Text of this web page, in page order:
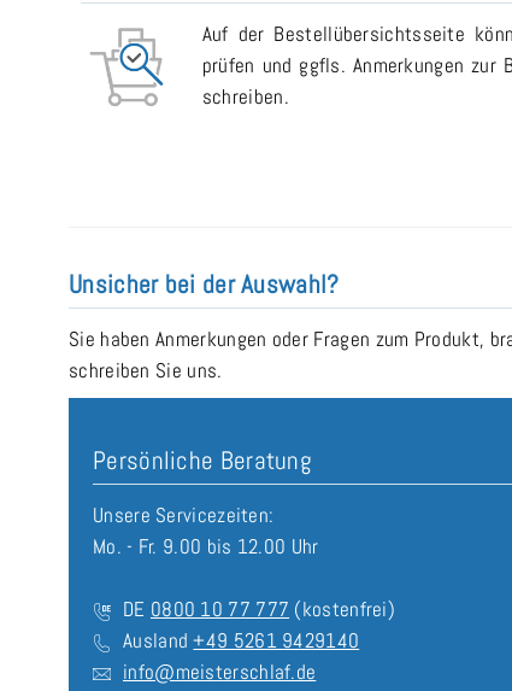
Auf der Bestellübersichtsseite
prüfen und ggfls. Anmerkungen zur
schreiben.
Unsicher bei der Auswahl?
Sie haben Anmerkungen oder Fragen zum Produkt,
schreiben Sie uns.
Persönliche Beratung
Unsere Servicezeiten:
Mo. - Fr. 9.00 bis 12.00 Uhr
DE 0800 10 77 777 (kostenfrei)
Ausland+49 5261 9429140
info@meisterschlaf.de